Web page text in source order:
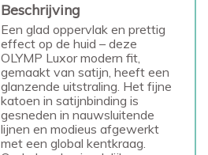
Beschrijving
Een glad oppervlak en prettig
effect op de huid – deze
OLYMP Luxor modern fit,
gemaakt van satijn, heeft een
glanzende uitstraling. Het fijne
katoen in satijnbinding is
gesneden in nauwsluitende
lijnen en modieus afgewerkt
met een global kentkraag.